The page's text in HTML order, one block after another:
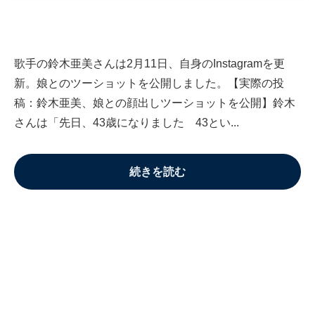
歌手の鈴木亜美さんは2月11日、自身のInstagramを更
新。娘とのツーショットを公開しました。【実際の投
稿：鈴木亜美、娘との顔出しツーショットを公開】鈴木
さんは「先日、43歳になりました 43とい...
続きを読む